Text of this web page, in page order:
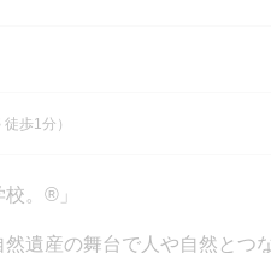
歩1分）
。®」
遺産の舞台で人や自然とつ